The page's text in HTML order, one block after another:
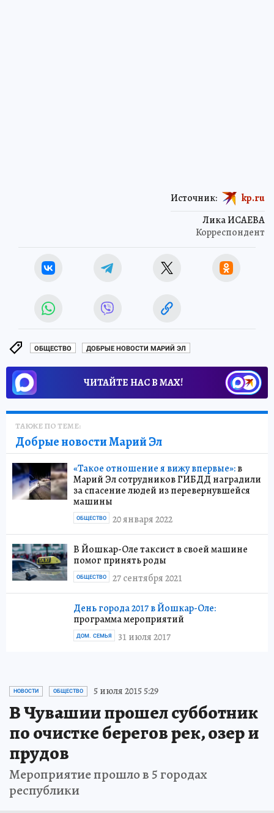
Лика ИСАЕВА
Корреспондент
Источник: kp.ru
ОБЩЕСТВО ДОБРЫЕ НОВОСТИ МАРИЙ ЭЛ
ЧИТАЙТЕ НАС В МАХ!
ТАКЖЕ ПО ТЕМЕ:
Добрые новости Марий Эл
«Такое отношение я вижу впервые»:в
Марий Эл сотрудников ГИБДД наградили
за спасение людей из перевернувшейся
машины
20 января 2022
ОБЩЕСТВО
В Йошкар-Оле таксист в своей машине
помог принять роды
27 сентября 2021
ОБЩЕСТВО
День города 2017 в Йошкар-Оле:
программа мероприятий
31 июля 2017
ДОМ. СЕМЬЯ
НОВОСТИ ОБЩЕСТВО 5 июля 2015 5:29
В Чувашии прошел субботник
по очистке берегов рек, озер и
прудов
Мероприятие прошло в 5 городах
республики